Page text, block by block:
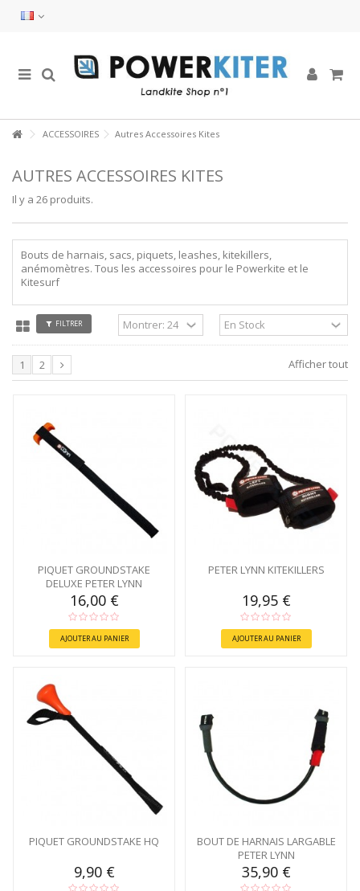
ACCESSOIRES Autres Accessoires Kites
AUTRES ACCESSOIRES KITES
Il y a 26 produits.
Bouts de harnais, sacs, piquets, leashes, kitekillers,
anémomètres. Tous les accessoires pour le Powerkite et le
Kitesurf
FILTRER
Afficher tout
1 2
PIQUET GROUNDSTAKE
DELUXE PETER LYNN
16,00 €
AJOUTER AU PANIER
PETER LYNN KITEKILLERS
19,95 €
AJOUTER AU PANIER
PIQUET GROUNDSTAKE HQ
9,90 €
BOUT DE HARNAIS LARGABLE
PETER LYNN
35,90 €